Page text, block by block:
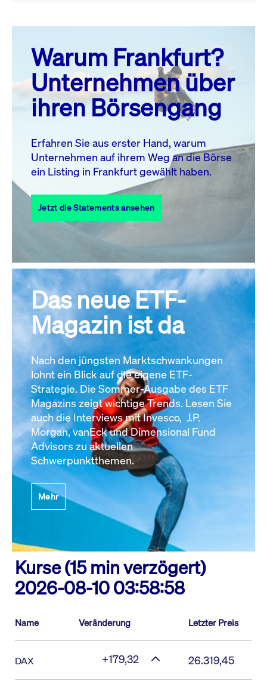
August 26
MO. DI. MI. DO. FR. SA. SO.
1
2
3
4 5 6 7 8
17 18 19 20 21 22
23
27 28
31
Alle Events
Warum Frankfurt?
Unternehmen über
ihren Börsengang
Erfahren Sie aus erster Hand, warum
Unternehmen auf ihrem Weg an die Börse
ein Listing in Frankfurt gewählt haben.
Jetzt die Statements ansehen
Das neue ETF-
Magazin ist da
Nach den jüngsten Marktschwankungen
lohnt ein Blick auf die eigene ETF-
Strategie. Die Sommer-Ausgabe des ETF
Magazins zeigt wichtige Trends. Lesen Sie
auch die Interviews mit Invesco, J.P.
Morgan, vanEck und Dimensional Fund
Advisors zu aktuellen
Schwerpunktthemen.
Mehr
Kurse (15 min verzögert)
2026-08-10 03:58:58
Name Veränderung Letzter Preis
DAX +179,32 26.319,45